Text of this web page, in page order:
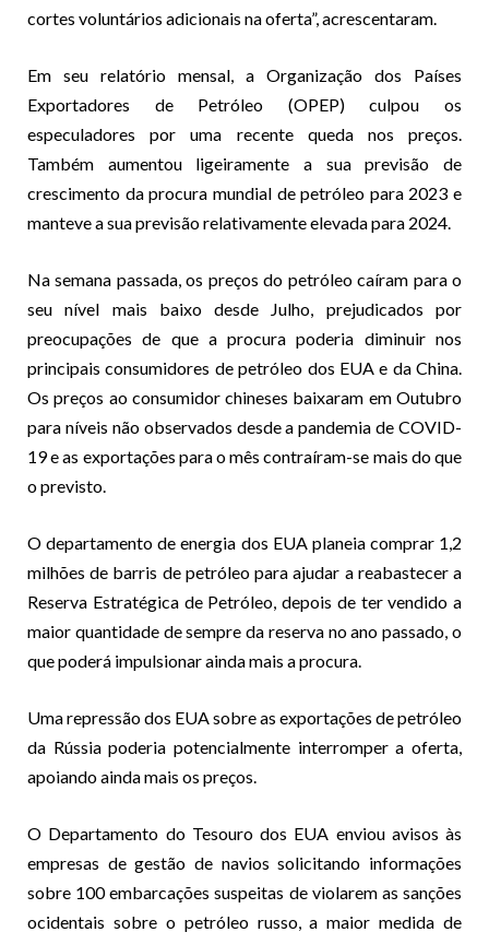
cortes voluntários adicionais na oferta”, acrescentaram.
Em seu relatório mensal, a Organização dos Países
Exportadores de Petróleo (OPEP) culpou os
especuladores por uma recente queda nos preços.
Também aumentou ligeiramente a sua previsão de
crescimento da procura mundial de petróleo para 2023 e
manteve a sua previsão relativamente elevada para 2024.
Na semana passada, os preços do petróleo caíram para o
seu nível mais baixo desde Julho, prejudicados por
preocupações de que a procura poderia diminuir nos
principais consumidores de petróleo dos EUA e da China.
Os preços ao consumidor chineses baixaram em Outubro
para níveis não observados desde a pandemia de COVID-
19 e as exportações para o mês contraíram-se mais do que
o previsto.
O departamento de energia dos EUA planeia comprar 1,2
milhões de barris de petróleo para ajudar a reabastecer a
Reserva Estratégica de Petróleo, depois de ter vendido a
maior quantidade de sempre da reserva no ano passado, o
que poderá impulsionar ainda mais a procura.
Uma repressão dos EUA sobre as exportações de petróleo
da Rússia poderia potencialmente interromper a oferta,
apoiando ainda mais os preços.
O Departamento do Tesouro dos EUA enviou avisos às
empresas de gestão de navios solicitando informações
sobre 100 embarcações suspeitas de violarem as sanções
ocidentais sobre o petróleo russo, a maior medida de